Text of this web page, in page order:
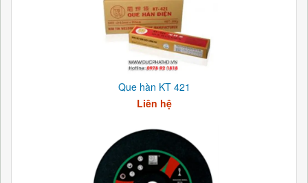
Que hàn KT 421
Liên hệ